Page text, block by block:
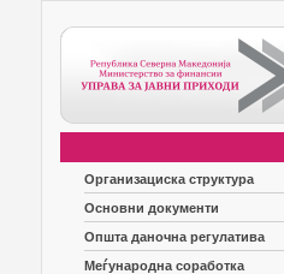
Организациска структура
Основни документи
Општа даночна регулатива
Меѓународна соработка